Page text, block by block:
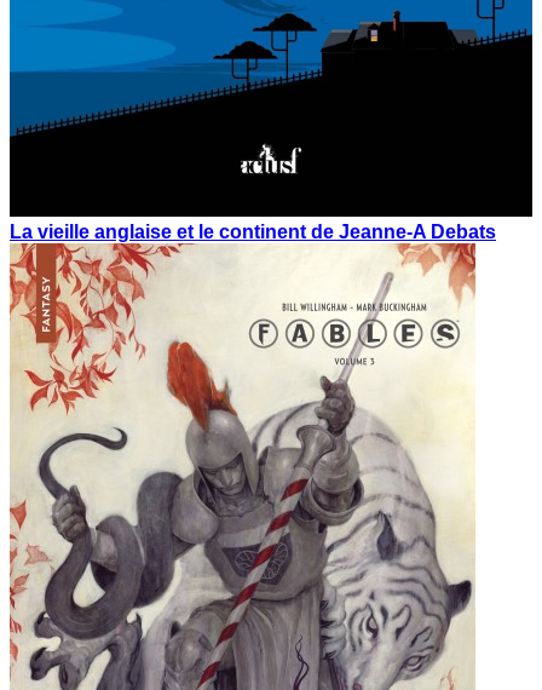
La vieille anglaise et le continent de Jeanne-A Debats